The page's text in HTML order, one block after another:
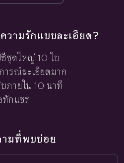
วามรักแบบละเอียด?
ชุดใหญ่ 10 ใบ
รณ์ละเอียดมาก
ายใน 10 นาที
ทักแชท
ามที่พบบ่อย